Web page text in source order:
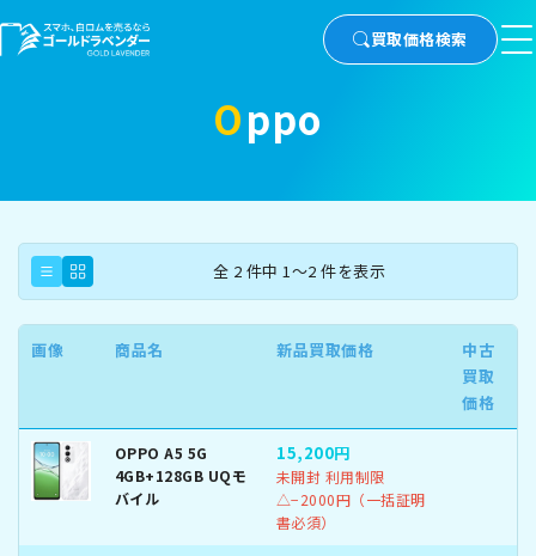
買取価格検索
Oppo
全 2 件中 1～2 件を表示
画像 商品名 新品買取価格
中古
買取
価格
OPPO A5 5G
4GB+128GB UQモ
バイル
15,200円
未開封 利用制限
△−2000円（一括証明
書必須）